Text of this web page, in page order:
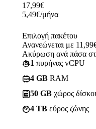
17,99€
5,49€/μήνα
Επιλογή πακέτου
Ανανεώνεται με
Ακύρωση ανά πάσα
1 πυρήνας vCPU
4 GB RAM
50 GB χώρος
4 TB εύρος ζώνης